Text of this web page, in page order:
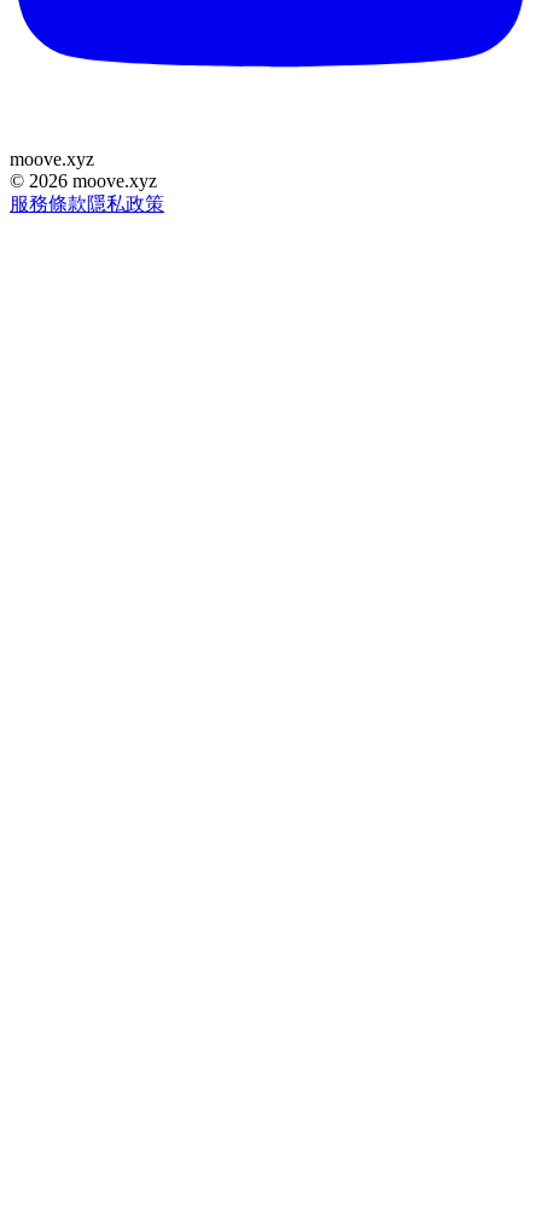
moove.xyz
© 2026 moove.xyz
服務條款隱私政策